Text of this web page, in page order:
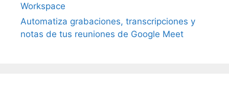
Workspace
Automatiza grabaciones, transcripciones y
notas de tus reuniones de Google Meet